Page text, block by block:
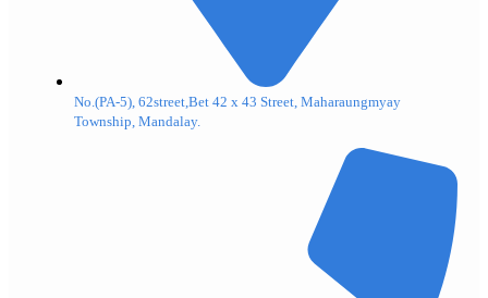
No.(PA-5), 62street,Bet 42 x 43 Street, Maharaungmyay
Township, Mandalay.